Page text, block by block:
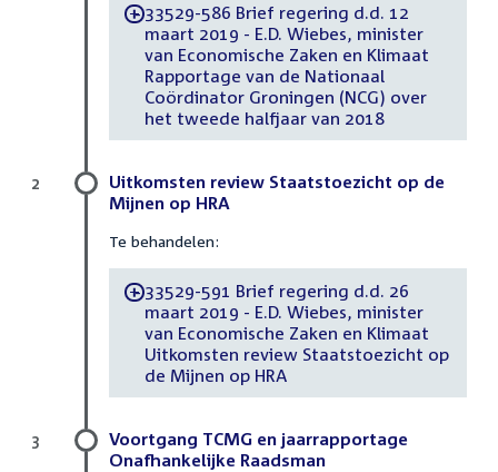
-33529-586 Brief regering d.d. 12
maart 2019 - E.D. Wiebes, minister
van Economische Zaken en Klimaat
Rapportage van de Nationaal
Coördinator Groningen (NCG) over
het tweede halfjaar van 2018
Uitkomsten review Staatstoezicht op de
Mijnen op HRA
Te behandelen:
-33529-591 Brief regering d.d. 26
maart 2019 - E.D. Wiebes, minister
van Economische Zaken en Klimaat
Uitkomsten review Staatstoezicht op
de Mijnen op HRA
2
Voortgang TCMG en jaarrapportage
Onafhankelijke Raadsman
3